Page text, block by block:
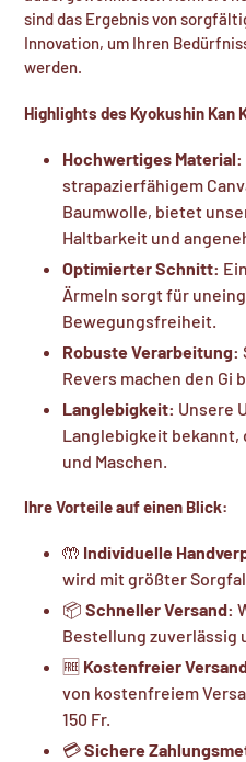
sind das Ergebnis von
Innovation, um Ihren
werden.
Highlights des Kyokushin Kan
Hochwertiges Material:
strapazierfähigem
Baumwolle, bietet
Haltbarkeit und
Optimierter Schnitt:
Ärmeln sorgt für
Bewegungsfreiheit.
Robuste Verarbeitung:
Revers machen den
Langlebigkeit: Unsere
Langlebigkeit bekannt,
und Maschen.
Ihre Vorteile auf einen Blick:
🤲 Individuelle
wird mit größter
📦 Schneller Versand:
Bestellung zuverlässig
🆓 Kostenfreier
von kostenfreiem
150 Fr.
💳Sichere